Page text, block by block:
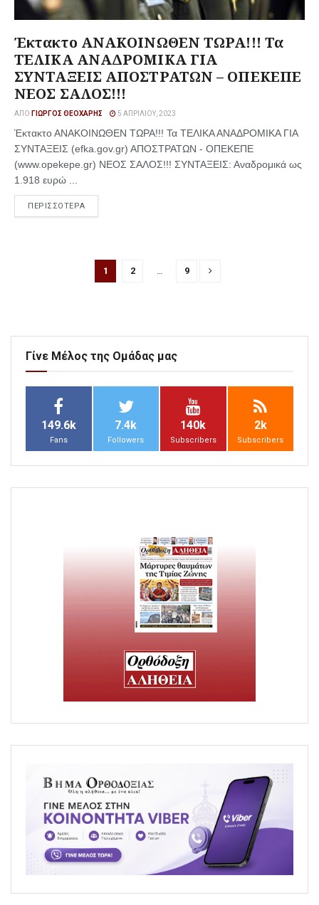
Έκτακτο ΑΝΑΚΟΙΝΩΘΕΝ ΤΩΡΑ!!! Τα
ΤΕΛΙΚΑ ΑΝΑΔΡΟΜΙΚΑ ΓΙΑ
ΣΥΝΤΑΞΕΙΣ ΑΠΟΣΤΡΑΤΩΝ – ΟΠΕΚΕΠΕ
ΝΕΟΣ ΣΑΛΟΣ!!!
ΑΠΌ ΓΙΏΡΓΟΣ ΘΕΟΧΆΡΗΣ 5 ΑΠΡΙΛΊΟΥ, 2023
Έκτακτο ΑΝΑΚΟΙΝΩΘΕΝ ΤΩΡΑ!!! Τα ΤΕΛΙΚΑ ΑΝΑΔΡΟΜΙΚΑ ΓΙΑ
ΣΥΝΤΑΞΕΙΣ (efka.gov.gr) ΑΠΟΣΤΡΑΤΩΝ - ΟΠΕΚΕΠΕ
(www.opekepe.gr) ΝΕΟΣ ΣΑΛΟΣ!!! ΣΥΝΤΑΞΕΙΣ: Αναδρομικά ως
1.918 ευρώ ...
ΠΕΡΙΣΣΟΤΕΡΑ
1 2 … 9
Γίνε Μέλος της Ομάδας μας
149.6k
Fans
7.4k
Followers
140k
Subscribers
2k
Subscribers